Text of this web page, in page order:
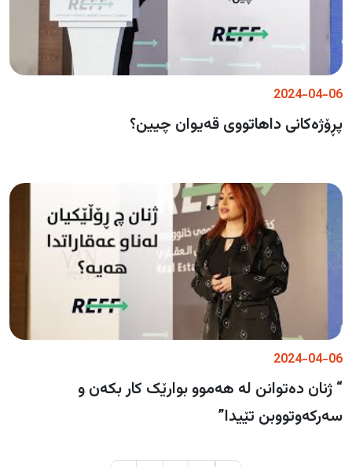
2024-04-06
پڕۆژەکانی داهاتووی قەیوان چیین؟
2024-04-06
“ ژنان دەتوانن لە هەموو بوارێک کار بکەن و
سەرکەوتووبن تێیدا”